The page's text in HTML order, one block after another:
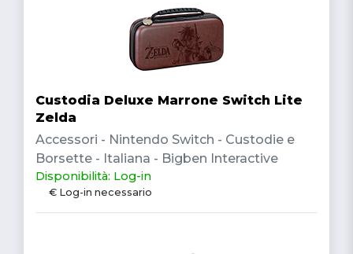
Custodia Deluxe Marrone Switch Lite
Zelda
Accessori - Nintendo Switch - Custodie e
Borsette - Italiana - Bigben Interactive
Disponibilità: Log-in
€ Log-in necessario